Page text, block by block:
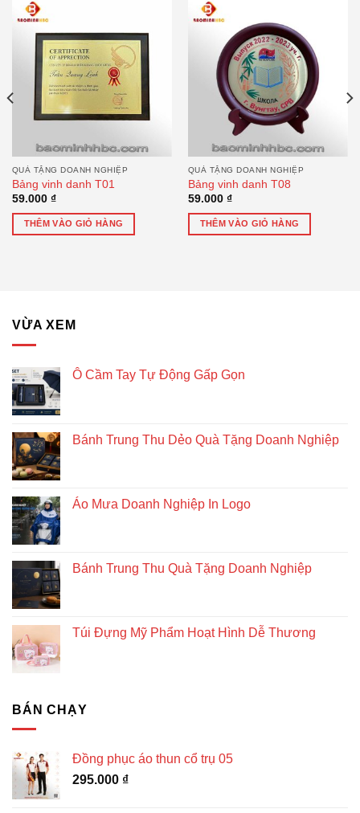
QUÀ TẶNG DOANH NGHIỆP
Bảng vinh danh T01
59.000 ₫
THÊM VÀO GIỎ HÀNG
QUÀ TẶNG DOANH NGHIỆP
Bảng vinh danh T08
59.000 ₫
THÊM VÀO GIỎ HÀNG
VỪA XEM
Ô Cầm Tay Tự Động Gấp Gọn
Bánh Trung Thu Dẻo Quà Tặng Doanh Nghiệp
Áo Mưa Doanh Nghiệp In Logo
Bánh Trung Thu Quà Tặng Doanh Nghiệp
Túi Đựng Mỹ Phẩm Hoạt Hình Dễ Thương
BÁN CHẠY
Đồng phục áo thun cổ trụ 05
295.000 ₫